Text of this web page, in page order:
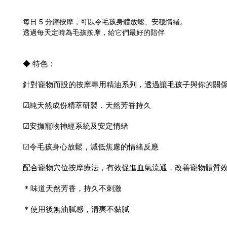
每日 5 分鐘按摩，可以令毛孩身體放鬆、安穩情緒。
透過每天定時為毛孩按摩，給它們最好的陪伴
◆ 特色：
針對寵物而設的按摩專用精油系列，透過讓毛孩子與你的關
☑純天然成份精萃研製．天然芳香持久
☑安撫寵物神經系統及安定情緒
☑令毛孩身心放鬆，減低焦慮的情緒反應
配合寵物穴位按摩療法，有效促進血氣流通，改善寵物體質
＊味道天然芳香，持久不刺激
＊使用後無油膩感，清爽不黏膩